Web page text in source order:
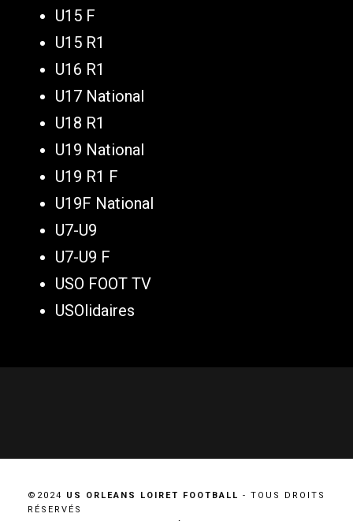
U15 F
U15 R1
U16 R1
U17 National
U18 R1
U19 National
U19 R1 F
U19F National
U7-U9
U7-U9 F
USO FOOT TV
USOlidaires
©2024 US ORLEANS LOIRET FOOTBALL - TOUS DROITS
RÉSERVÉS